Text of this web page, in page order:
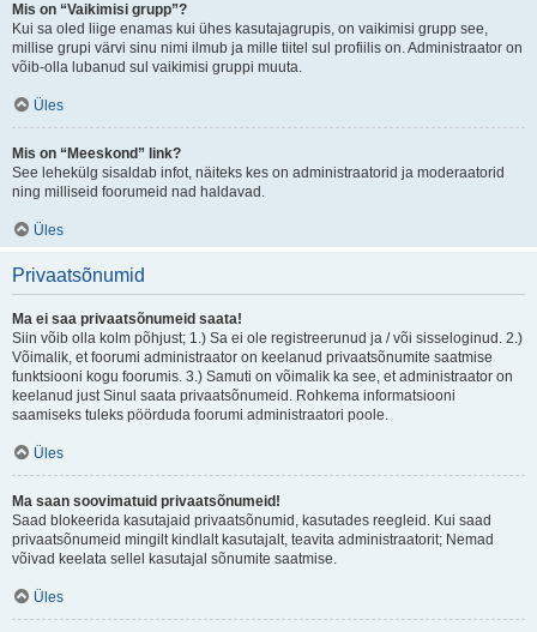
Mis on “Vaikimisi grupp”?
Kui sa oled liige enamas kui ühes kasutajagrupis, on vaikimisi grupp see,
millise grupi värvi sinu nimi ilmub ja mille tiitel sul profiilis on. Administraator on
võib-olla lubanud sul vaikimisi gruppi muuta.
Üles
Mis on “Meeskond” link?
See lehekülg sisaldab infot, näiteks kes on administraatorid ja moderaatorid
ning milliseid foorumeid nad haldavad.
Üles
Privaatsõnumid
Ma ei saa privaatsõnumeid saata!
Siin võib olla kolm põhjust; 1.) Sa ei ole registreerunud ja / või sisseloginud. 2.)
Võimalik, et foorumi administraator on keelanud privaatsõnumite saatmise
funktsiooni kogu foorumis. 3.) Samuti on võimalik ka see, et administraator on
keelanud just Sinul saata privaatsõnumeid. Rohkema informatsiooni
saamiseks tuleks pöörduda foorumi administraatori poole.
Üles
Ma saan soovimatuid privaatsõnumeid!
Saad blokeerida kasutajaid privaatsõnumid, kasutades reegleid. Kui saad
privaatsõnumeid mingilt kindlalt kasutajalt, teavita administraatorit; Nemad
võivad keelata sellel kasutajal sõnumite saatmise.
Üles